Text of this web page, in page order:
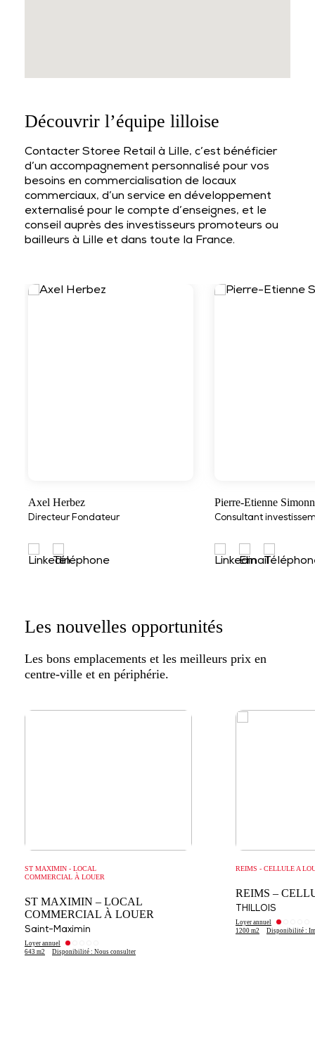
Découvrir l’équipe lilloise
Contacter Storee Retail à Lille, c’est bénéficier
d’un accompagnement personnalisé pour vos
besoins en commercialisation de locaux
commerciaux, d’un service en développement
externalisé pour le compte d’enseignes, et le
conseil auprès des investisseurs promoteurs ou
bailleurs à Lille et dans toute la France.
Axel Herbez
Directeur Fondateur
Pierre-Etienne
Consultant
Les nouvelles opportunités
Les bons emplacements et les meilleurs prix en
centre-ville et en périphérie.
ST MAXIMIN - LOCAL
COMMERCIAL À LOUER
ST MAXIMIN – LOCAL
COMMERCIAL À LOUER
Saint-Maximin
Loyer annuel
643 m2
Disponibilité : Nous consulter
REIMS - CELLULE A
REIMS –
THILLOIS
Loyer annuel
1200 m2
Disponibilité :